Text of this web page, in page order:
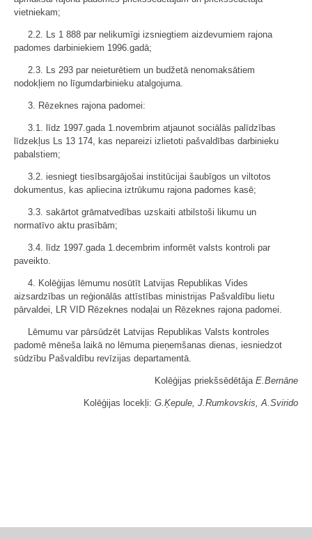
vietniekam;
2.2. Ls 1 888 par nelikumīgi izsniegtiem aizdevumiem rajona
padomes darbiniekiem 1996.gadā;
2.3. Ls 293 par neieturētiem un budžetā nenomaksātiem
nodokļiem no līgumdarbinieku atalgojuma.
3. Rēzeknes rajona padomei:
3.1. līdz 1997.gada 1.novembrim atjaunot sociālās palīdzības
līdzekļus Ls 13 174, kas nepareizi izlietoti pašvaldības darbinieku
pabalstiem;
3.2. iesniegt tiesībsargājošai institūcijai šaubīgos un viltotos
dokumentus, kas apliecina iztrūkumu rajona padomes kasē;
3.3. sakārtot grāmatvedības uzskaiti atbilstoši likumu un
normatīvo aktu prasībām;
3.4. līdz 1997.gada 1.decembrim informēt valsts kontroli par
paveikto.
4. Kolēģijas lēmumu nosūtīt Latvijas Republikas Vides
aizsardzības un reģionālās attīstības ministrijas Pašvaldību lietu
pārvaldei, LR VID Rēzeknes nodaļai un Rēzeknes rajona padomei.
Lēmumu var pārsūdzēt Latvijas Republikas Valsts kontroles
padomē mēneša laikā no lēmuma pieņemšanas dienas, iesniedzot
sūdzību Pašvaldību revīzijas departamentā.
Kolēģijas priekšsēdētāja E.Bernāne
Kolēģijas locekļi: G.Ķepule, J.Rumkovskis, A.Svirido